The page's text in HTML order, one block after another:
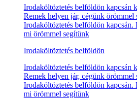
Irodaköltöztetés belföldön kapcsán
Remek helyen jár, cégünk örömmel
Irodaköltöztetés belföldön
mi örömmel segítünk
Irodaköltöztetés belföldön
Irodaköltöztetés belföldön kapcsán
Remek helyen jár, cégünk örömmel
Irodaköltöztetés belföldön
mi örömmel segítünk